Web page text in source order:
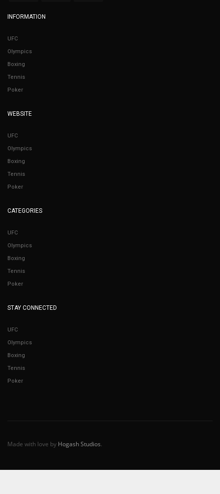
INFORMATION
UFC
Olympics
Boxing
Tennis
Poker
WEBSITE
UFC
Olympics
Boxing
Tennis
Poker
CATEGORIES
UFC
Olympics
Boxing
Tennis
Poker
STAY CONNECTED
UFC
Olympics
Boxing
Tennis
Poker
Made with love by Hogash Studios.